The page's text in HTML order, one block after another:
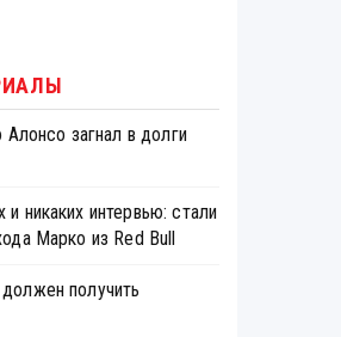
загнал в долги
никаких интервью: стали
Марко из Red Bull
получить